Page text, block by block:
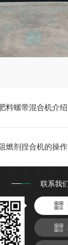
料螺带混合机介绍
燃剂捏合机的操
联系我